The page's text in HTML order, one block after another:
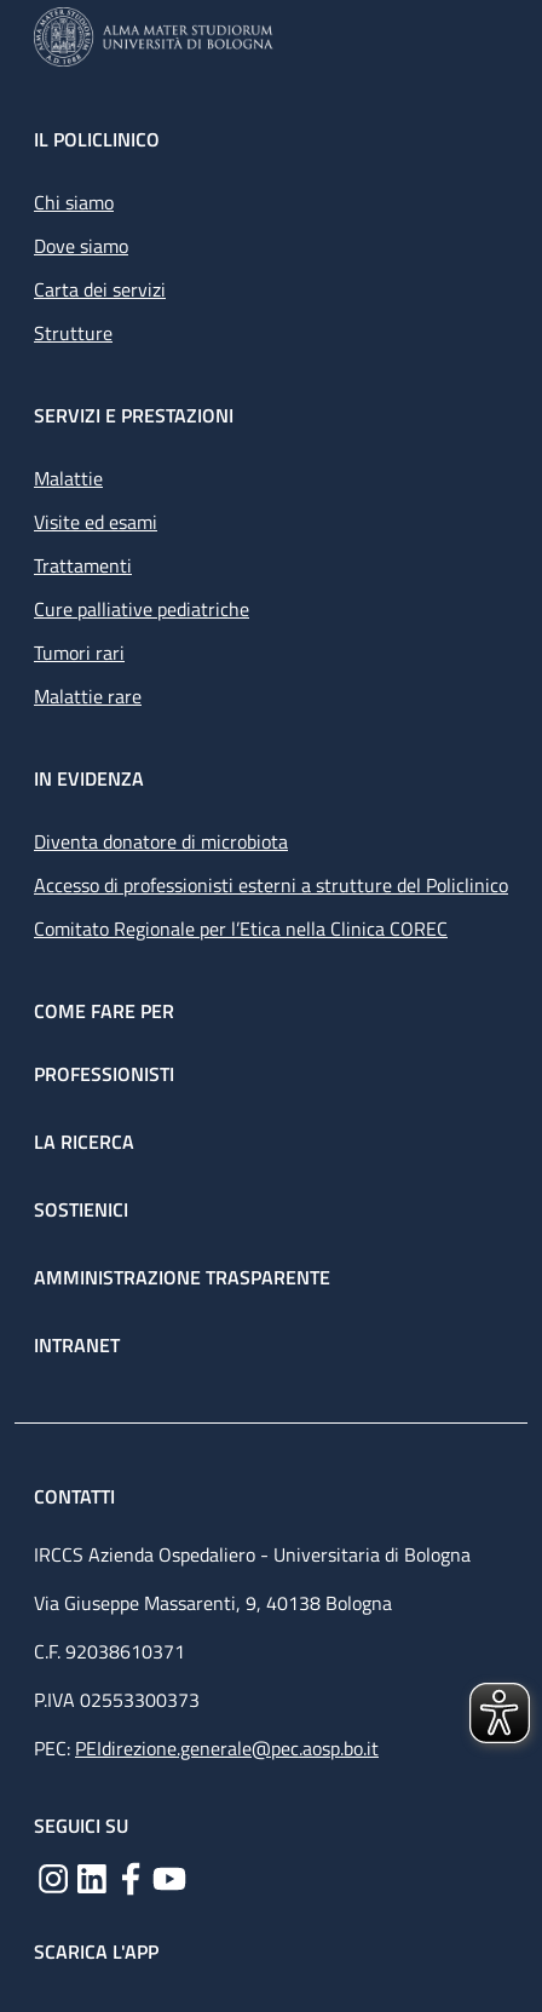
Footer
IL POLICLINICO
Chi siamo
Dove siamo
Carta dei servizi
Strutture
SERVIZI E PRESTAZIONI
Malattie
Visite ed esami
Trattamenti
Cure palliative pediatriche
Tumori rari
Malattie rare
IN EVIDENZA
Diventa donatore di microbiota
Accesso di professionisti esterni a strutture del Policlinico
Comitato Regionale per l’Etica nella Clinica COREC
COME FARE PER
PROFESSIONISTI
LA RICERCA
SOSTIENICI
AMMINISTRAZIONE TRASPARENTE
INTRANET
CONTATTI
IRCCS Azienda Ospedaliero - Universitaria di Bologna
Via Giuseppe Massarenti, 9, 40138 Bologna
C.F. 92038610371
P.IVA 02553300373
PEC: PEIdirezione.generale@pec.aosp.bo.it
SEGUICI SU
SCARICA L'APP